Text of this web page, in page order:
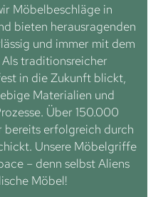
Möbelbeschläge in
bieten herausragenden
und immer mit dem
Als traditionsreicher
in die Zukunft blickt,
Materialien und
Über 150.000
bereits erfolgreich durch
Unsere Möbelgriffe
– denn selbst Aliens
Möbel!